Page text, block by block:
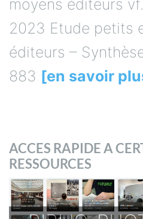
2023 Etude petits
éditeurs –
883[en savoir
RESSOURCES
BIBLIO-